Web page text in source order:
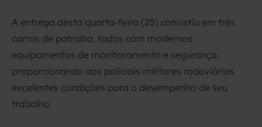
A entrega desta quarta-feira (25) consistiu em três
carros de patrulha, todos com modernos
equipamentos de monitoramento e segurança,
proporcionando aos policiais militares rodoviários
excelentes condições para o desempenho de seu
trabalho.